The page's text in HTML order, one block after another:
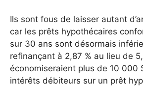
Ils sont fous de laisser autant
car les prêts hypothécaires
sur 30 ans sont désormais
refinançant à 2,87 % au lieu de
économiseraient plus de 10 000
intérêts débiteurs sur un prêt